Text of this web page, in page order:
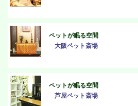
ペットが眠る空間
大阪ペット斎場
ペットが眠る空間
芦屋ペット斎場